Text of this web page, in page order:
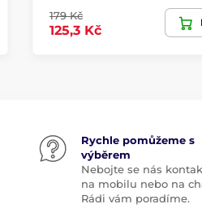
179 Kč
125,3 Kč
Rychle pomůžeme s
výběrem
Nebojte se nás
na mobilu nebo na
Rádi vám poradíme.